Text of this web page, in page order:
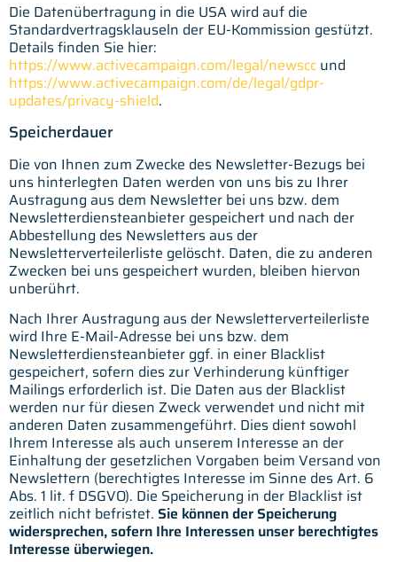
Die Datenübertragung in die USA wird auf die
Standardvertragsklauseln der EU-Kommission gestützt.
Details finden Sie hier:
https://www.activecampaign.com/legal/newscc und
https://www.activecampaign.com/de/legal/gdpr-
updates/privacy-shield.
Speicherdauer
Die von Ihnen zum Zwecke des Newsletter-Bezugs bei
uns hinterlegten Daten werden von uns bis zu Ihrer
Austragung aus dem Newsletter bei uns bzw. dem
Newsletterdiensteanbieter gespeichert und nach der
Abbestellung des Newsletters aus der
Newsletterverteilerliste gelöscht. Daten, die zu anderen
Zwecken bei uns gespeichert wurden, bleiben hiervon
unberührt.
Nach Ihrer Austragung aus der Newsletterverteilerliste
wird Ihre E-Mail-Adresse bei uns bzw. dem
Newsletterdiensteanbieter ggf. in einer Blacklist
gespeichert, sofern dies zur Verhinderung künftiger
Mailings erforderlich ist. Die Daten aus der Blacklist
werden nur für diesen Zweck verwendet und nicht mit
anderen Daten zusammengeführt. Dies dient sowohl
Ihrem Interesse als auch unserem Interesse an der
Einhaltung der gesetzlichen Vorgaben beim Versand von
Newslettern (berechtigtes Interesse im Sinne des Art. 6
Abs. 1 lit. f DSGVO). Die Speicherung in der Blacklist ist
zeitlich nicht befristet. Sie können der Speicherung
widersprechen, sofern Ihre Interessen unser berechtigtes
Interesse überwiegen.